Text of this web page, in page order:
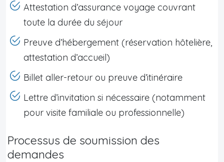
Attestation d’assurance voyage couvrant
toute la durée du séjour
Preuve d’hébergement (réservation hôtelière,
attestation d’accueil)
Billet aller-retour ou preuve d’itinéraire
Lettre d’invitation si nécessaire (notamment
pour visite familiale ou professionnelle)
Processus de soumission des
demandes